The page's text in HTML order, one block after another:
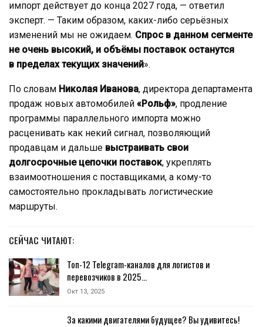
импорт действует до конца 2027 года, — ответил
эксперт. — Таким образом, каких-либо серьёзных
изменений мы не ожидаем. Спрос в данном сегменте
не очень высокий, и объёмы поставок останутся
в пределах текущих значений».
По словам Николая Иванова, директора департамента
продаж новых автомобилей «Рольф», продление
программы параллельного импорта можно
расценивать как некий сигнал, позволяющий
продавцам и дальше выстраивать свои
долгосрочные цепочки поставок, укреплять
взаимоотношения с поставщиками, а кому-то
самостоятельно прокладывать логистические
маршруты.
СЕЙЧАС ЧИТАЮТ:
Топ-12 Telegram-каналов для логистов и
перевозчиков в 2025…
Окт 13, 2025
За какими двигателями будущее? Вы удивитесь!